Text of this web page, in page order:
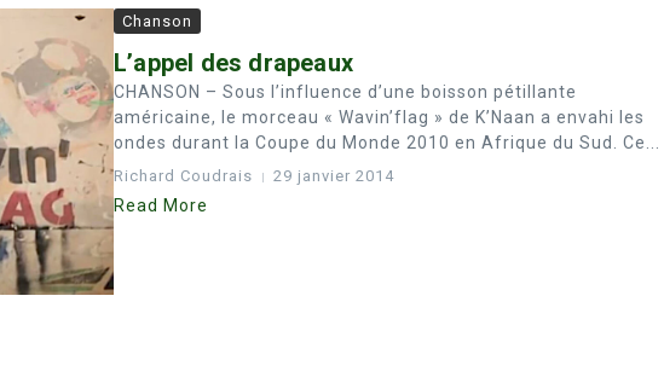
Chanson
L’appel des drapeaux
CHANSON – Sous l’influence d’une boisson pétillante
américaine, le morceau « Wavin’flag » de K’Naan a envahi les
ondes durant la Coupe du Monde 2010 en Afrique du Sud. Ce...
Richard Coudrais 29 janvier 2014
Read More